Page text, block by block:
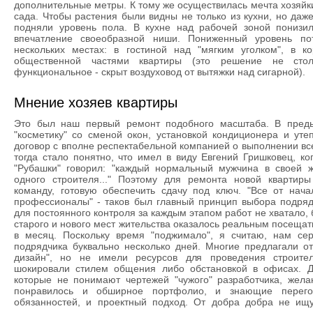
дополнительные метры. К тому же осуществилась мечта
сада. Чтобы растения были видны не только из кухни, но
подняли уровень пола. В кухне над рабочей зоной
впечатление своеобразной ниши. Пониженный уровень
нескольких местах: в гостиной над "мягким уголком", в
общественной частями квартиры (это решение не
функциональное - скрыт воздуховод от вытяжки над сигарной).
Мнение хозяев квартиры
Это был наш первый ремонт подобного масштаба. В
"косметику" со сменой окон, установкой кондиционера и
договор с вполне респектабельной компанией о выполнении
тогда стало понятно, что имел в виду Евгений Гришковец,
"Рубашки" говорил: "каждый нормальный мужчина в своей
одного строителя..." Поэтому для ремонта новой
команду, готовую обеспечить сдачу под ключ. "Все от
профессионалы" - таков был главный принцип выбора
для постоянного контроля за каждым этапом работ не хватало,
старого и нового мест жительства оказалось реальным
в месяц. Поскольку время "поджимало", я считаю, нам
подрядчика буквально несколько дней. Многие предлагали
дизайн", но не имели ресурсов для проведения
шокировали стилем общения либо обстановкой в офисах.
которые не понимают чертежей "чужого" разработчика,
понравилось и обширное портфолио, и знающие
обязанностей, и проектный подход. От добра добра не